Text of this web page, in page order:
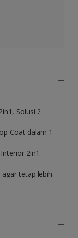
Solusi 2
Coat dalam 1
2in1.
tetap lebih